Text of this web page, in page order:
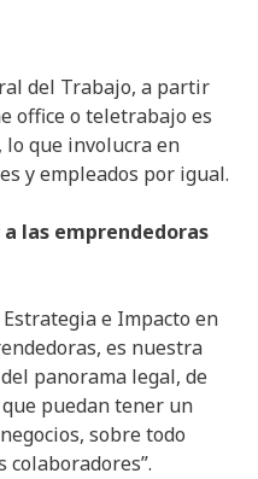
del Trabajo, a partir
office o teletrabajo es
lo que involucra en
y empleados por igual.
las emprendedoras
e Impacto en
es nuestra
panorama legal, de
puedan tener un
sobre todo
colaboradores”.